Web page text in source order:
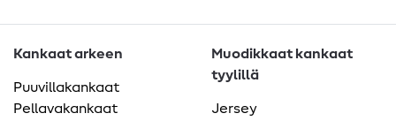
Kankaat arkeen
Puuvillakankaat
Pellavakankaat
Muodikkaat kankaat
tyylillä
Jersey